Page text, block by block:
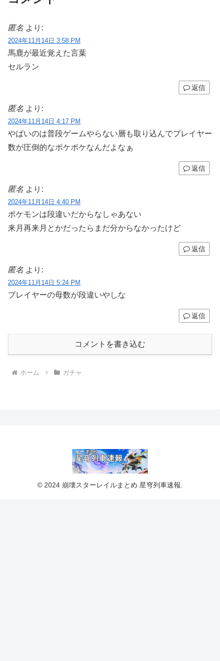
匿名 より:
2024年11月14日 3:58 PM
馬鹿が最近覚えた言葉
セルラン
返信
匿名 より:
2024年11月14日 4:17 PM
やばいのは普段ゲームやらない層も取り込んでプレイヤー
数が圧倒的なポケポケなんだよなぁ
返信
匿名 より:
2024年11月14日 4:40 PM
ポケモンは段違いだからなしゃあない
来月再来月とかだったらまだ分からなかったけど
返信
匿名 より:
2024年11月14日 5:24 PM
プレイヤーの母数が段違いやしな
返信
コメントを書き込む
ホーム ガチャ
© 2024 崩壊スターレイルまとめ 星穹列車速報.